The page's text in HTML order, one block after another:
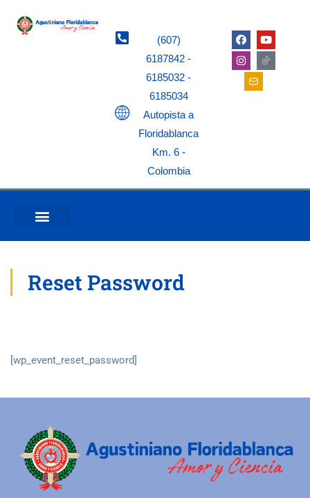
(607)
6187842 -
6185032 -
6185034
Autopista a
Floridablanca
Km. 6 -
Colombia
Reset Password
[wp_event_reset_password]